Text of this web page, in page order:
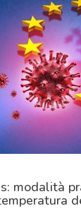
modalità